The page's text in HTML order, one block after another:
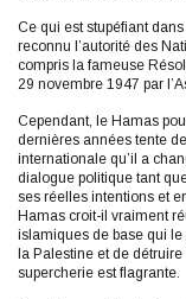
Ce qui est stupéfiant
reconnu l’autorité des
compris la fameuse
29 novembre 1947 par
Cependant, le Hamas
dernières années tente
internationale qu’il a
dialogue politique tant
ses réelles intentions et
Hamas croit-il vraiment
islamiques de base qui le
la Palestine et de détruire
supercherie est flagrante.